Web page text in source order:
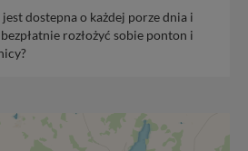
dostepna o każdej porze dnia i
rozłożyć sobie ponton i